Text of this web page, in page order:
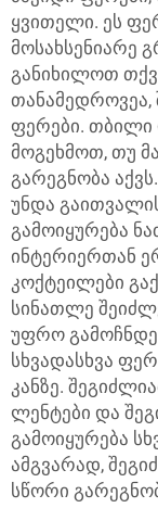
ყვითელი. ეს
მოსახსენიარე
განიხილოთ
ფერები. თბილი
მოგეხმოთ, თუ
გარეგნობა
უნდა
გამოიყურება
ინტერიერთან
კოქტეილები
სინათლე
უფრო
სხვადასხვა
კანზე.
ლენტები და
გამოიყურება
ამგვარად,
სწორი